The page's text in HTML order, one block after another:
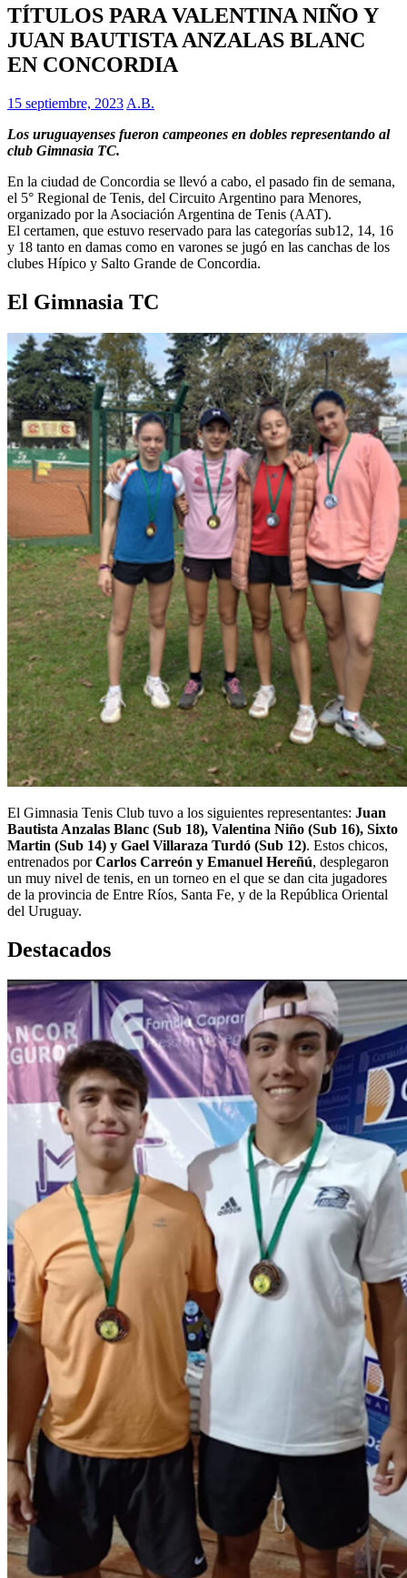
TÍTULOS PARA VALENTINA NIÑO Y
JUAN BAUTISTA ANZALAS BLANC
EN CONCORDIA
15 septiembre, 2023 A.B.
Los uruguayenses fueron campeones en dobles representando al
club Gimnasia TC.
En la ciudad de Concordia se llevó a cabo, el pasado fin de semana,
el 5° Regional de Tenis, del Circuito Argentino para Menores,
organizado por la Asociación Argentina de Tenis (AAT).
El certamen, que estuvo reservado para las categorías sub12, 14, 16
y 18 tanto en damas como en varones se jugó en las canchas de los
clubes Hípico y Salto Grande de Concordia.
El Gimnasia TC
El Gimnasia Tenis Club tuvo a los siguientes representantes: Juan
Bautista Anzalas Blanc (Sub 18), Valentina Niño (Sub 16), Sixto
Martin (Sub 14) y Gael Villaraza Turdó (Sub 12). Estos chicos,
entrenados porCarlos Carreón y Emanuel Hereñú, desplegaron
un muy nivel de tenis, en un torneo en el que se dan cita jugadores
de la provincia de Entre Ríos, Santa Fe, y de la República Oriental
del Uruguay.
Destacados